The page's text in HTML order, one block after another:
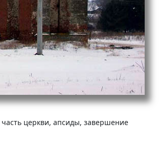
церкви, апсиды, завершение